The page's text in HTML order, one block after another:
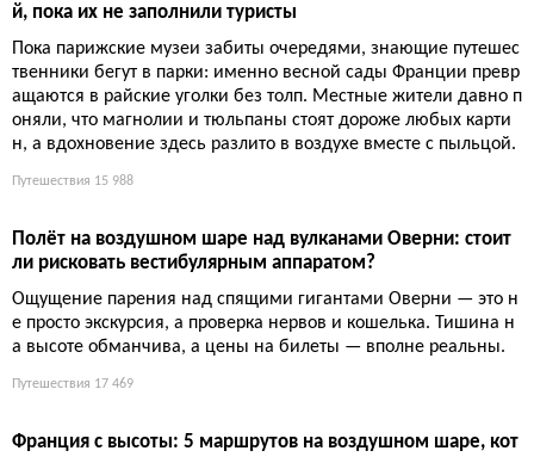
о GR70
Романтика XIX века: пеший маршрут по Севеннам, где главны
й спутник — осёл, а главный урок — медлительность. Прежде
чем идти по следам писателя, подумайте, готовы ли вы к аут
ентичности, которая оказывается сложнее, чем в кино.
Путешествия
ного Баржема
Семь из девяти деревень носят знак «самых красивых» — ка
к будто остальные две не в курсе, что проиграли. Впрочем, ту
ристы всё равно приедут и заставят каждую улицу работать н
а селфи.
Путешествия 13 723
5 недооценённых идей для уикенда у границ Франции: о